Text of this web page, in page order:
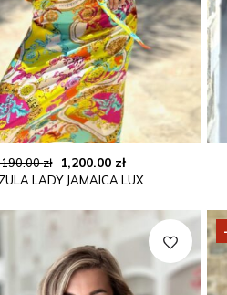
zł
Pierwotna
cena
1,200.00 złAktualna
cena
1,200.00 zł.
LADY JAMAICA LUX